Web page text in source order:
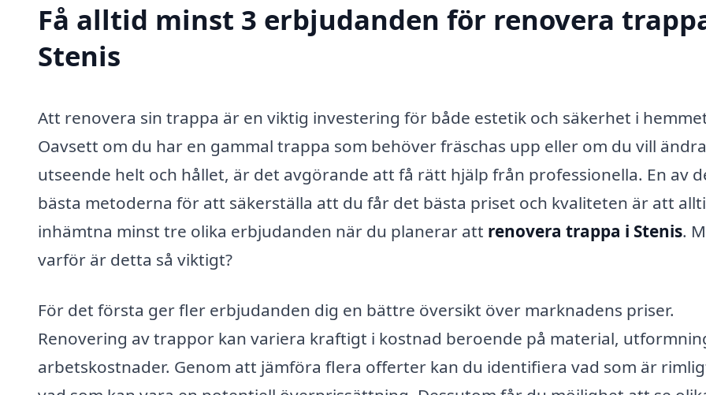
Få alltid minst 3 erbjudanden för renovera
Stenis
Att renovera sin trappa är en viktig investering för både estetik och säkerhet i
Oavsett om du har en gammal trappa som behöver fräschas upp eller om du vill
utseende helt och hållet, är det avgörande att få rätt hjälp från professionella. En av
bästa metoderna för att säkerställa att du får det bästa priset och kvaliteten är att
inhämtna minst tre olika erbjudanden när du planerar att renovera trappa i Stenis.
varför är detta så viktigt?
För det första ger fler erbjudanden dig en bättre översikt över marknadens priser.
Renovering av trappor kan variera kraftigt i kostnad beroende på material,
arbetskostnader. Genom att jämföra flera offerter kan du identifiera vad som är